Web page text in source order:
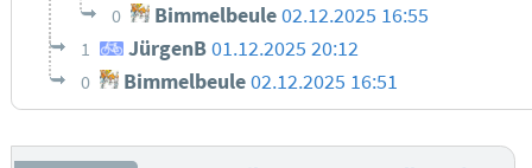
0 Bimmelbeule02.12.2025 16:55
1 JürgenB01.12.2025 20:12
0 Bimmelbeule 02.12.2025 16:51